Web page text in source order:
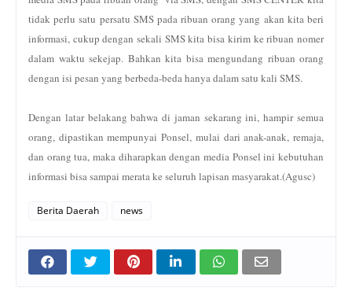
tidak perlu satu persatu SMS pada ribuan orang yang akan kita beri
informasi, cukup dengan sekali SMS kita bisa kirim ke ribuan nomer
dalam waktu sekejap. Bahkan kita bisa mengundang ribuan orang
dengan isi pesan yang berbeda-beda hanya dalam satu kali SMS.
Dengan latar belakang bahwa di jaman sekarang ini, hampir semua
orang, dipastikan mempunyai Ponsel, mulai dari anak-anak, remaja,
dan orang tua, maka diharapkan dengan media Ponsel ini kebutuhan
informasi bisa sampai merata ke seluruh lapisan masyarakat.(Agusc)
Berita Daerah news